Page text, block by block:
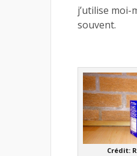
j’utilise moi-
souvent.
Crédit: